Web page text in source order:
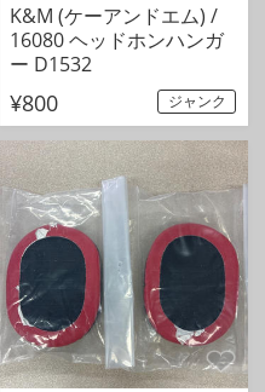
K&M (ケーアンドエム) /
16080 ヘッドホンハンガ
ー D1532
¥800 ジャンク